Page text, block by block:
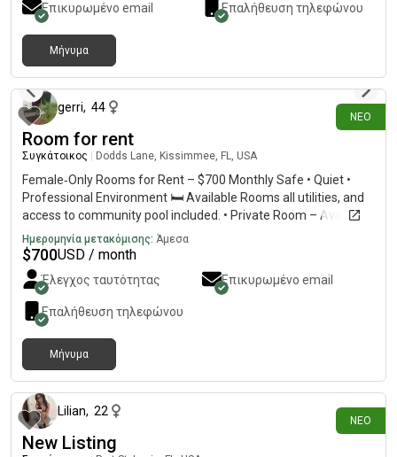
Επικυρωμένο email Επαλήθευση τηλεφώνου
Μήνυμα
ΝΈΟ
gerri, 44
Room for rent
Συγκάτοικος Dodds Lane, Kissimmee, FL, USA
Female‑Only Rooms for Rent – $700 Monthly Safe • Quiet •
Professional Environment 🛏️ Available Rooms all utilities, and
access to community pool included. • Private Room – Available
Now• Private Room – Available January 1 🏡 Home Details •
Two private bedrooms• Shared bathroom with one other
professional• Shared refrigerator with one other professional•
Peaceful, host‑free home (no host living in the home after
January 1) 💰 Move‑In Costs • $700 first month’s rent• $700 last
month’s rent• Total: $1,400• Last month’s rent may be split into
two payments if needed 📍 Location Kissimmee, FL — 15
minutes from MCO
Ημερομηνία μετακόμισης: Άμεσα
$700USD / month
Έλεγχος ταυτότητας Επικυρωμένο email
Επαλήθευση τηλεφώνου
Μήνυμα
ΝΈΟ
Lilian, 22
New Listing